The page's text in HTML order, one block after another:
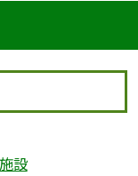
設